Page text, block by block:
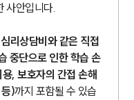
사안입니다.
리상담비와 같은 직접
중단으로 인한 학습 손
, 보호자의 간접 손해
)까지 포함될 수 있습